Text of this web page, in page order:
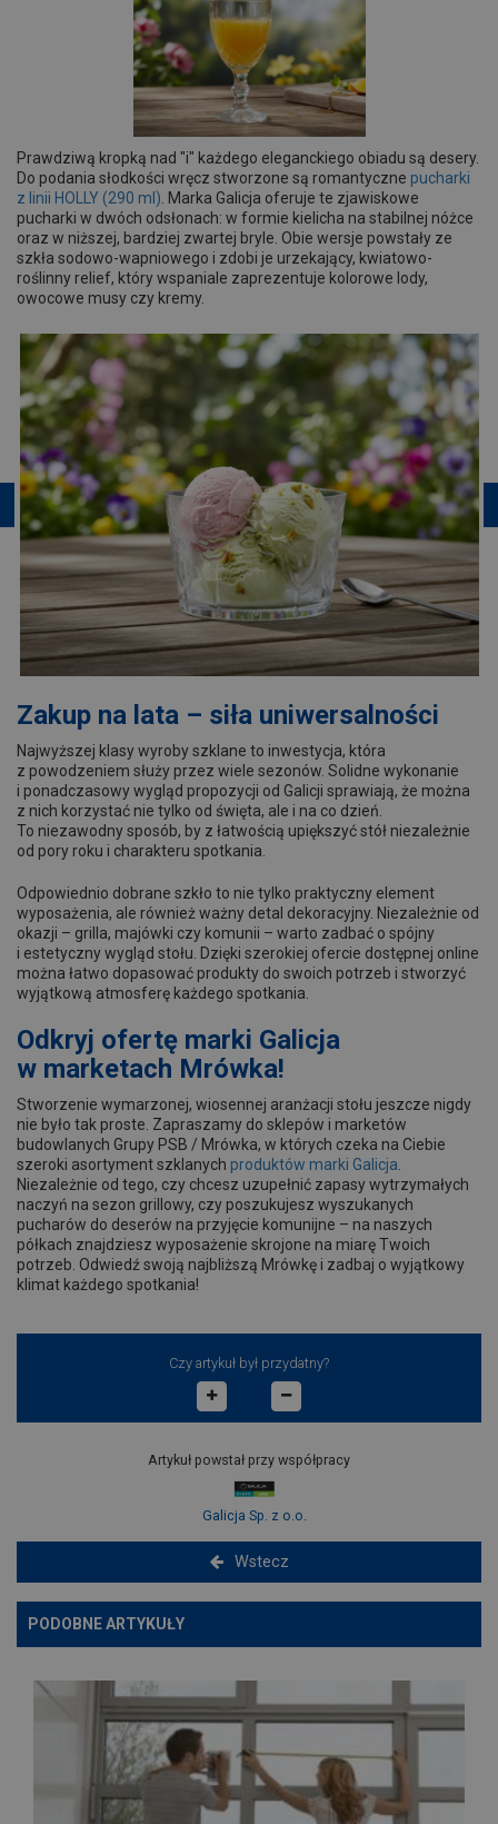
Prawdziwą kropką nad "i" każdego eleganckiego obiadu są desery.
Do podania słodkości wręcz stworzone są romantyczne pucharki
z linii HOLLY (290 ml) . Marka Galicja oferuje te zjawiskowe
pucharki w dwóch odsłonach: w formie kielicha na stabilnej nóżce
oraz w niższej, bardziej zwartej bryle. Obie wersje powstały ze
szkła sodowo-wapniowego i zdobi je urzekający, kwiatowo-
roślinny relief, który wspaniale zaprezentuje kolorowe lody,
owocowe musy czy kremy.
Zakup na lata – siła uniwersalności
Najwyższej klasy wyroby szklane to inwestycja, która
z powodzeniem służy przez wiele sezonów. Solidne wykonanie
i ponadczasowy wygląd propozycji od Galicji sprawiają, że można
z nich korzystać nie tylko od święta, ale i na co dzień.
To niezawodny sposób, by z łatwością upiększyć stół niezależnie
od pory roku i charakteru spotkania.
Odpowiednio dobrane szkło to nie tylko praktyczny element
wyposażenia, ale również ważny detal dekoracyjny. Niezależnie od
okazji – grilla, majówki czy komunii – warto zadbać o spójny
i estetyczny wygląd stołu. Dzięki szerokiej ofercie dostępnej online
można łatwo dopasować produkty do swoich potrzeb i stworzyć
wyjątkową atmosferę każdego spotkania.
Odkryj ofertę marki Galicja
w marketach Mrówka!
Stworzenie wymarzonej, wiosennej aranżacji stołu jeszcze nigdy
nie było tak proste. Zapraszamy do sklepów i marketów
budowlanych Grupy PSB / Mrówka, w których czeka na Ciebie
szeroki asortyment szklanych produktów marki Galicja.
Niezależnie od tego, czy chcesz uzupełnić zapasy wytrzymałych
naczyń na sezon grillowy, czy poszukujesz wyszukanych
pucharów do deserów na przyjęcie komunijne – na naszych
półkach znajdziesz wyposażenie skrojone na miarę Twoich
potrzeb. Odwiedź swoją najbliższą Mrówkę i zadbaj o wyjątkowy
klimat każdego spotkania!
Czy artykuł był przydatny?
Artykuł powstał przy współpracy
Galicja Sp. z o.o.
Wstecz
PODOBNE ARTYKUŁY